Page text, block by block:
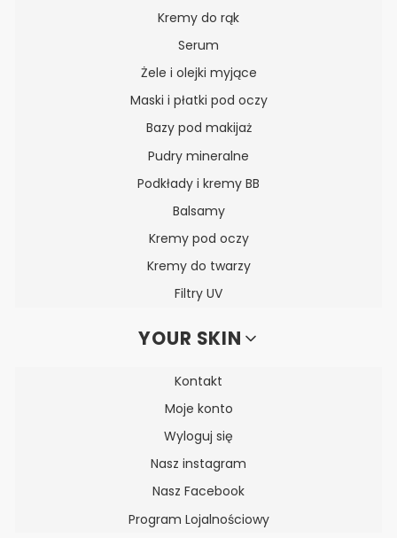
Kremy do rąk
Serum
Żele i olejki myjące
Maski i płatki pod oczy
Bazy pod makijaż
Pudry mineralne
Podkłady i kremy BB
Balsamy
Kremy pod oczy
Kremy do twarzy
Filtry UV
YOUR SKIN
Kontakt
Moje konto
Wyloguj się
Nasz instagram
Nasz Facebook
Program Lojalnościowy